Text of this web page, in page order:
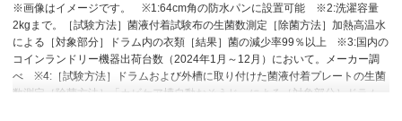
※画像はイメージです。 ※1:64cm角の防水パンに設置可能
※2:洗濯容量
2kgまで。［試験方法］菌液付着試験布の生菌数測定［除菌方法］加熱高温水
による［対象部分］ドラム内の衣類［結果］菌の減少率99％以上
※3:国内の
コインランドリー機器出荷台数（2024年1月～12月）において。メーカー調
べ
※4:［試験方法］ドラムおよび外槽に取り付けた菌液付着プレートの生菌
数測定［除菌方法］「カビケア槽自動おそうじ」による［対象部分］ドラム